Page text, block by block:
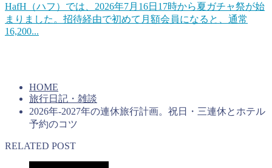
HafH（ハフ）では、2026年7月16日17時から夏ガチャ祭が始
まりました。招待経由で初めて月額会員になると、通常
16,200...
HOME
旅行日記・雑談
2026年-2027年の連休旅行計画。祝日・三連休とホテル
予約のコツ
RELATED POST